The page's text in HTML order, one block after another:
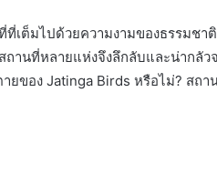
เต็มไปด้วยความงามของธรรมชา
ถานที่หลายแห่งจึงลึกลับและน่าก
ของ Jatinga Birds หรือไม่? สถา